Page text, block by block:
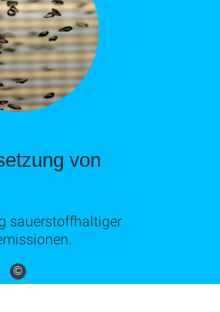
©
von
sauerstoffhaltiger